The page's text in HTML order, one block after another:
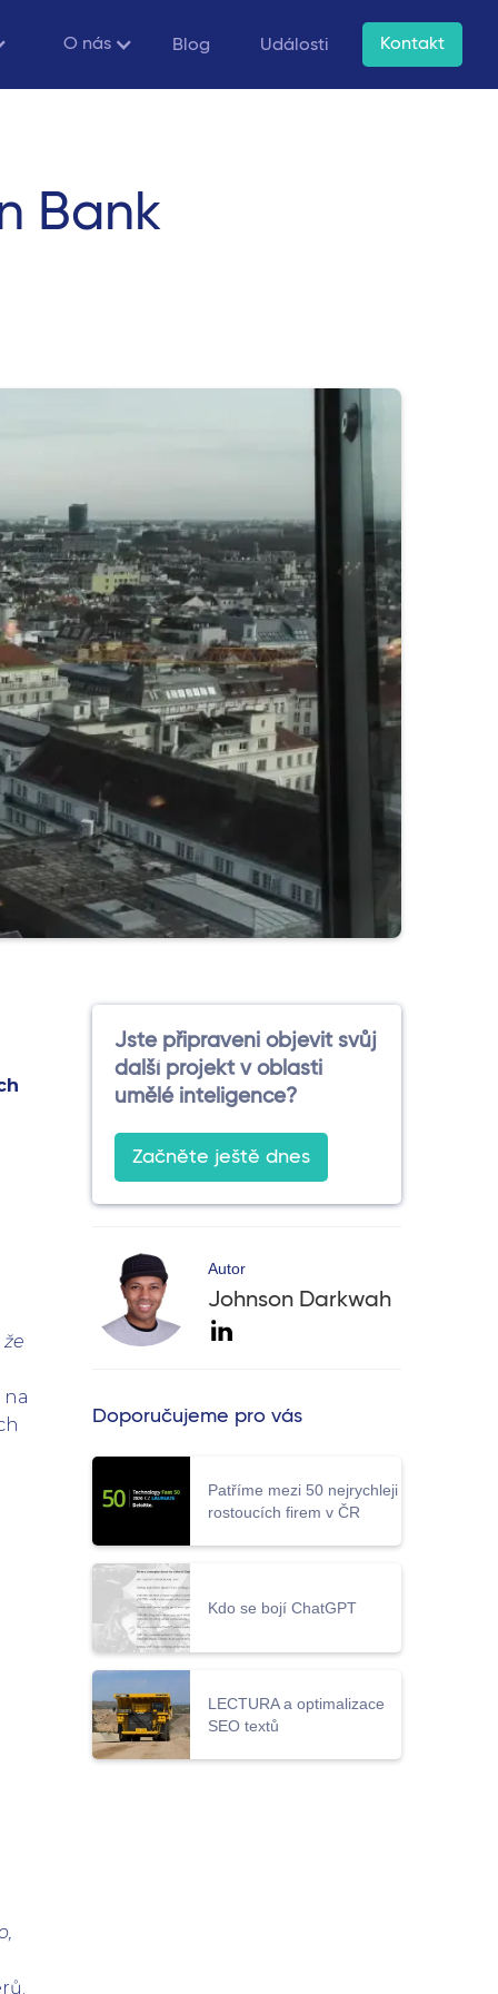
O nás Blog Události Kontakt
Bank
na
Jste připraveni objevit svůj
další projekt v oblasti
umělé inteligence?
Začněte ještě dnes
Autor
Johnson Darkwah
Doporučujeme pro vás
Patříme mezi 50 nejrychleji
rostoucích firem v ČR
Kdo se bojí ChatGPT
LECTURA a optimalizace
SEO textů